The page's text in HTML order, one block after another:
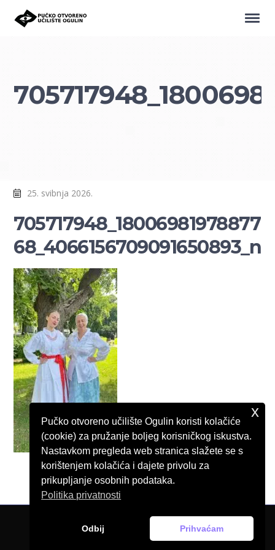
25. svibnja 2026.
705717948_18006981978877
68_4066156709091650893_n
© Pučko otvoreno učilište Ogulin, 2026.
Pučko otvoreno učilište Ogulin koristi kolačiće
(cookie) za pružanje boljeg korisničkog iskustva.
Nastavkom pregleda web stranica slažete se s
korištenjem kolačića i dajete privolu za
prikupljanje osobnih podataka.
Politika privatnosti
Odbij Prihvaćam
x